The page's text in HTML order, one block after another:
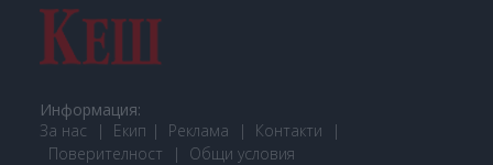
Информация:
За нас
Екип Реклама
Контакти
Поверителност
Общи условия